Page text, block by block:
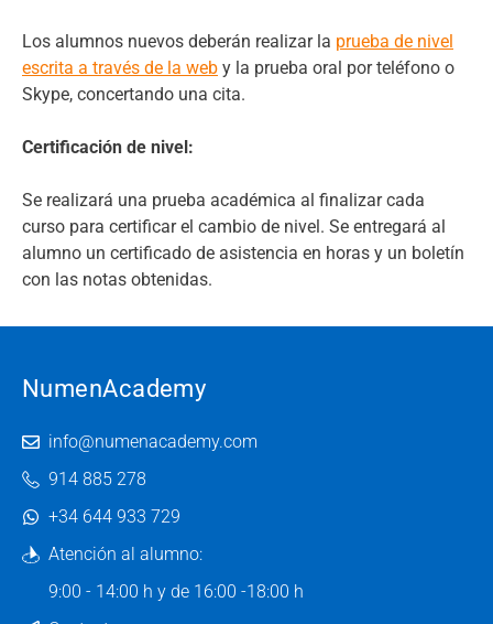
Los alumnos nuevos deberán realizar la prueba de nivel
escrita a través de la web y la prueba oral por teléfono o
Skype, concertando una cita.
Certificación de nivel:
Se realizará una prueba académica al finalizar cada
curso para certificar el cambio de nivel. Se entregará al
alumno un certificado de asistencia en horas y un boletín
con las notas obtenidas.
NumenAcademy
info@numenacademy.com
914 885 278
+34 644 933 729
Atención al alumno:
9:00 - 14:00 h y de 16:00 -18:00 h